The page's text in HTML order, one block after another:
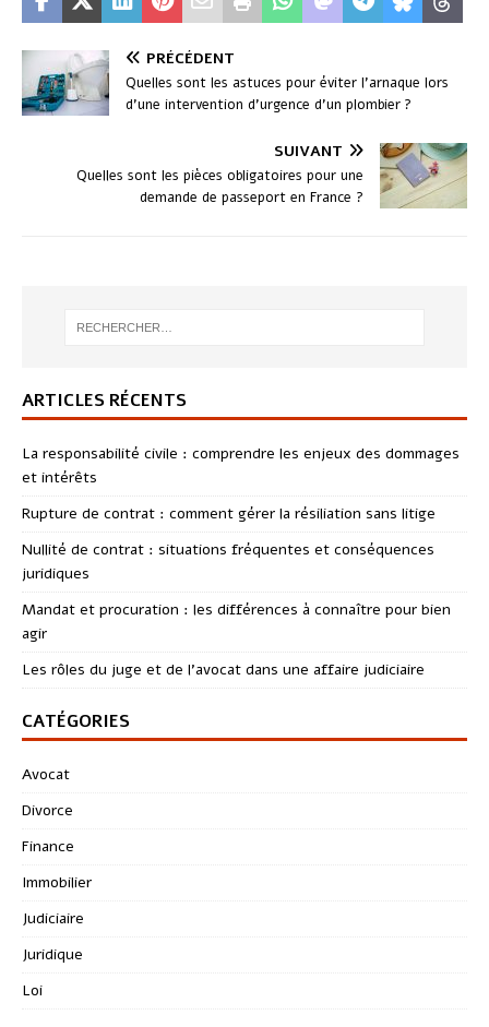
PRÉCÉDENT
Quelles sont les astuces pour éviter l’arnaque lors
d’une intervention d’urgence d’un plombier ?
SUIVANT
Quelles sont les pièces obligatoires pour une
demande de passeport en France ?
ARTICLES RÉCENTS
La responsabilité civile : comprendre les enjeux des dommages
et intérêts
Rupture de contrat : comment gérer la résiliation sans litige
Nullité de contrat : situations fréquentes et conséquences
juridiques
Mandat et procuration : les différences à connaître pour bien
agir
Les rôles du juge et de l’avocat dans une affaire judiciaire
CATÉGORIES
Avocat
Divorce
Finance
Immobilier
Judiciaire
Juridique
Loi